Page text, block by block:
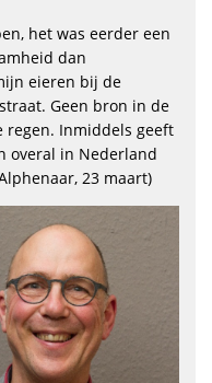
het was eerder een
dan
eieren bij de
Geen bron in de
regen. Inmiddels geeft
overal in Nederland
23 maart)